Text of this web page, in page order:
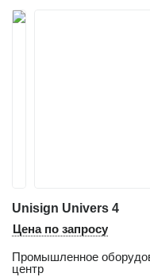
Unisign Univers 4
Цена по запросу
Промышленное
центр